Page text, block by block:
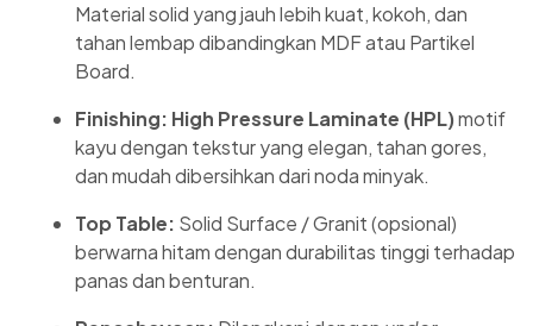
Material solid yang jauh lebih kuat, kokoh, dan
tahan lembap dibandingkan MDF atau Partikel
Board.
Finishing: High Pressure Laminate (HPL)motif
kayu dengan tekstur yang elegan, tahan gores,
dan mudah dibersihkan dari noda minyak.
Top Table: Solid Surface / Granit (opsional)
berwarna hitam dengan durabilitas tinggi terhadap
panas dan benturan.